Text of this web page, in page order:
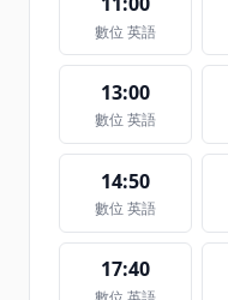
數位 英語
13:00
數位 英語
14:50
數位 英語
17:40